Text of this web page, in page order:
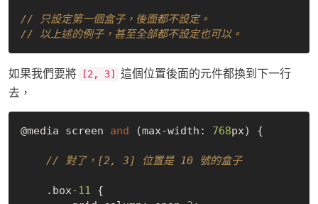
// 只設定第一個盒子，後面都不設定。
// 以上述的例子，甚至全部都不設定也可以。
如果我們要將 [2, 3]
這個位置後面的元件都換到下一行
去，
@media screen and (max-width: 768px) {
// 對了，[2, 3] 位置是 10 號的盒子
    .box
-11 {